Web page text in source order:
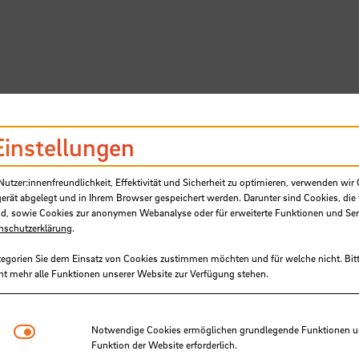
der Academy of
Effektivität und Sicherheit zu optimieren, verwenden wir
abgelegt und in Ihrem Browser gespeichert werden. Darunter sind Cookies,
sowie Cookies zur anonymen Webanalyse oder für erweiterte Funktionen und
.
Sie dem Einsatz von Cookies zustimmen möchten und für welche nicht.
mehr alle Funktionen unserer Website zur Verfügung stehen.
Notwendige CookiesNotwendige Cookies ermöglichen grundlegende Funktionen
Funktion der Website erforderlich.